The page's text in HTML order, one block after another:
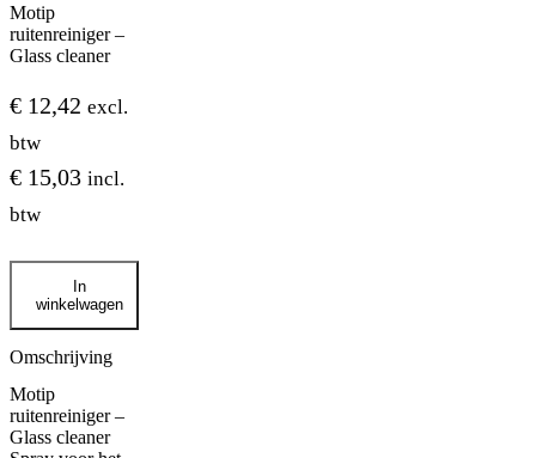
Motip
ruitenreiniger –
Glass cleaner
€ 12,42 excl.
btw
€ 15,03 incl.
btw
Motip
ruitenreiniger
Glass
cleaner
In
winkelwagen
Omschrijving
Motip
ruitenreiniger –
Glass cleaner